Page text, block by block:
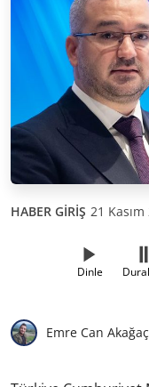
HABER GİRİŞ 21
Dinle
Emre Can Akağaç